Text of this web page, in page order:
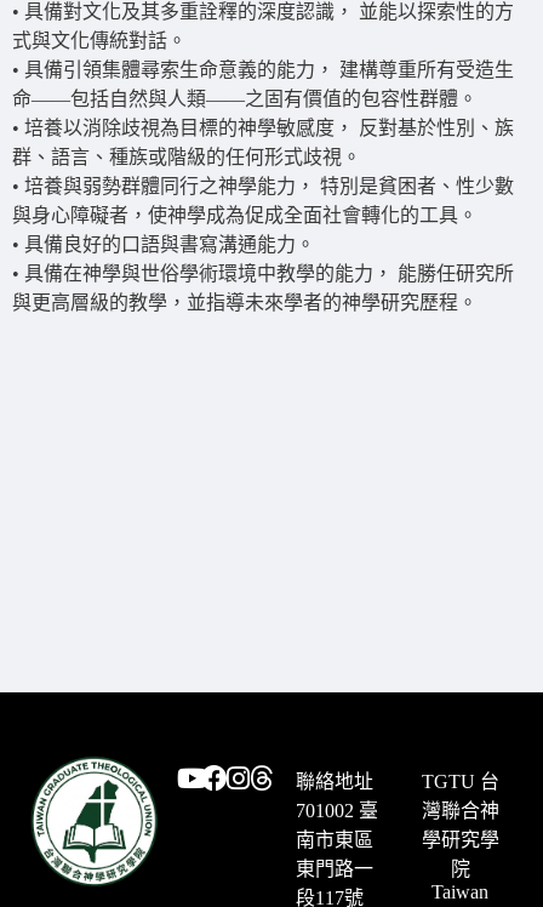
• 具備對文化及其多重詮釋的深度認識， 並能以探索性的方
式與文化傳統對話。
• 具備引領集體尋索生命意義的能力， 建構尊重所有受造生
命——包括自然與人類——之固有價值的包容性群體。
• 培養以消除歧視為目標的神學敏感度， 反對基於性別、族
群、語言、種族或階級的任何形式歧視。
• 培養與弱勢群體同行之神學能力， 特別是貧困者、性少數
與身心障礙者，使神學成為促成全面社會轉化的工具。
• 具備良好的口語與書寫溝通能力。
• 具備在神學與世俗學術環境中教學的能力， 能勝任研究所
與更高層級的教學，並指導未來學者的神學研究歷程。
TGTU 台
灣聯合神
學研究學
院
Taiwan
聯絡地址
701002 臺
南市東區
東門路一
段117號